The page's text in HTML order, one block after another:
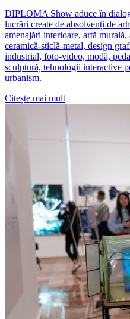
DIPLOMA Show aduce în
lucrări create de absolvenți de
amenajări interioare, artă
ceramică-sticlă-metal, design
industrial, foto-video, modă,
sculptură, tehnologii interactive
urbanism.
Citește mai mult